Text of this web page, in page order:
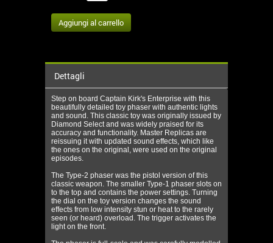
Dettagli
Step on board Captain Kirk's Enterprise with this
beautifully detailed toy phaser with authentic lights
and sound. This classic toy was originally issued by
Diamond Select and was widely praised for its
accuracy and functionality. Master Replicas are
reissuing it with updated sound effects, which like
the ones on the original, were used on the original
episodes.
The Type-2 phaser was the pistol version of this
classic weapon. The smaller Type-1 phaser slots on
to the top and contains the power settings. Turning
the dial on the toy version changes the sound
effects from low intensity stun or heat to the rarely
seen (or heard) overload. The trigger activates the
light on the front.